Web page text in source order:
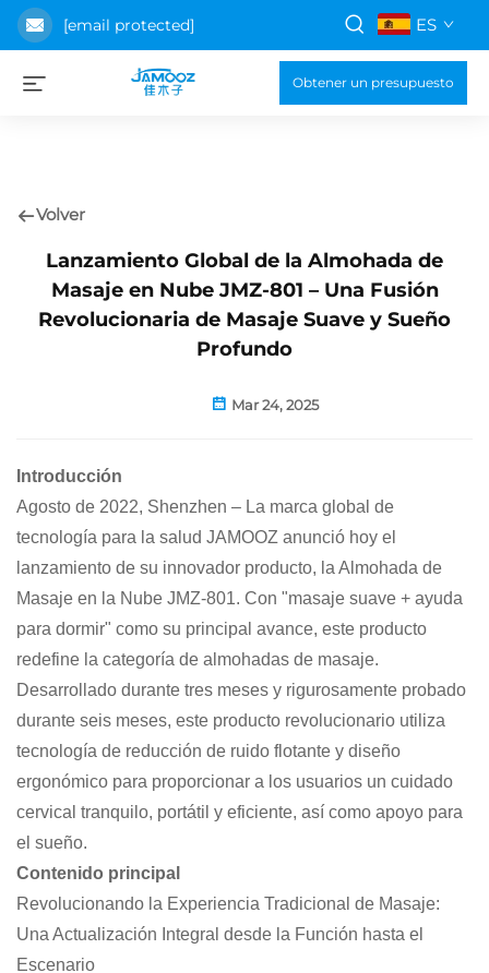
[email protected] ES
Obtener un presupuesto
Volver
Lanzamiento Global de la Almohada de
Masaje en Nube JMZ-801 – Una Fusión
Revolucionaria de Masaje Suave y Sueño
Profundo
Mar 24, 2025
Introducción
Agosto de 2022, Shenzhen – La marca global de
tecnología para la salud JAMOOZ anunció hoy el
lanzamiento de su innovador producto, la Almohada de
Masaje en la Nube JMZ-801. Con "masaje suave + ayuda
para dormir" como su principal avance, este producto
redefine la categoría de almohadas de masaje.
Desarrollado durante tres meses y rigurosamente probado
durante seis meses, este producto revolucionario utiliza
tecnología de reducción de ruido flotante y diseño
ergonómico para proporcionar a los usuarios un cuidado
cervical tranquilo, portátil y eficiente, así como apoyo para
el sueño.
Contenido principal
Revolucionando la Experiencia Tradicional de Masaje:
Una Actualización Integral desde la Función hasta el
Escenario